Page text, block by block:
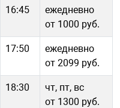
16:45
ежедневно
от 1000 руб.
17:50
ежедневно
от 2099 руб.
18:30
чт, пт, вс
от 1300 руб.